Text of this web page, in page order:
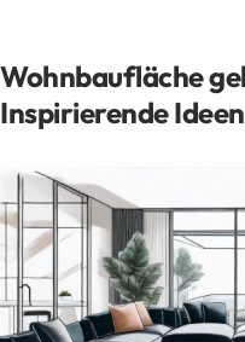
Bauantrag
Über uns
FAQ
Kontakt
Wohnbaufläche
Inspirierende Ideen